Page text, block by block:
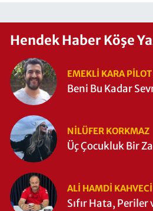
Hendek Haber Köşe
EMEKLI KARA
Beni Bu Kadar
NILÜFER KORKMAZ
Üç Çocukluk Bir
ALI HAMDI KAHVECİ
Sıfır Hata,